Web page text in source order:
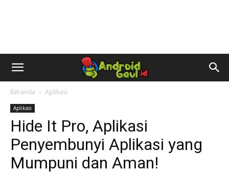
AndroidGaul.id
Beranda Aplikasi
Aplikasi
Hide It Pro, Aplikasi
Penyembunyi Aplikasi yang
Mumpuni dan Aman!